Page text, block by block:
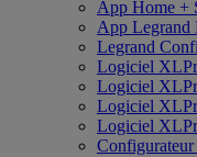
App Home +
App Legrand
Legrand
Logiciel
Logiciel
Logiciel
Logiciel